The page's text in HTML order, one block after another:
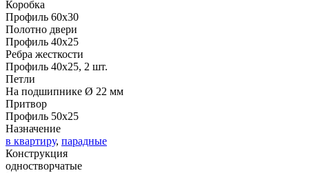
Д-37 Н
C51
Коробка
Профиль 60х30
Полотно двери
Профиль 40х25
Ребра жесткости
Профиль 40х25, 2 шт.
Петли
На подшипнике Ø 22 мм
Притвор
Профиль 50х25
Назначение
в квартиру, парадные
Конструкция
одностворчатые